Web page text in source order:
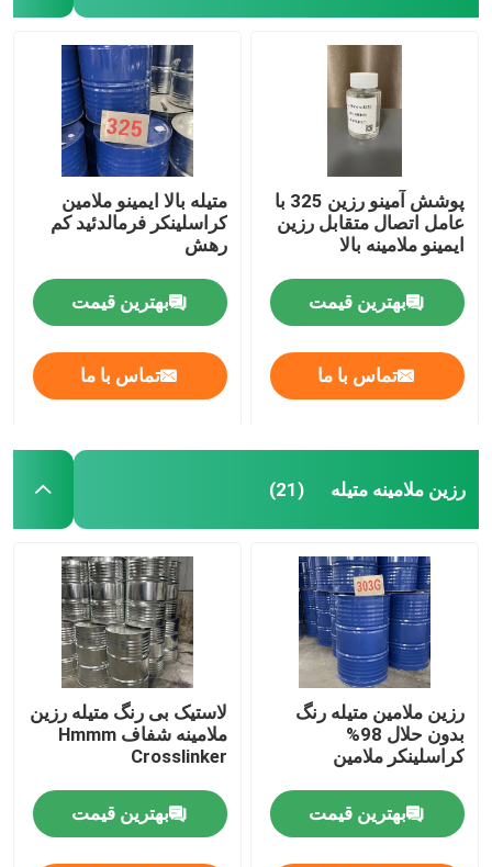
پوشش آمینو رزین 325 با
عامل اتصال متقابل رزین
ایمینو ملامینه بالا
بهترین قیمت
تماس با ما
متیله بالا ایمینو ملامین
کراسلینکر فرمالدئید کم
رهش
بهترین قیمت
تماس با ما
رزین ملامینه متیله (21)
رزین ملامین متیله رنگ
بدون حلال 98%
کراسلینکر ملامین
بهترین قیمت
لاستیک بی رنگ متیله رزین
ملامینه شفاف Hmmm
Crosslinker
بهترین قیمت